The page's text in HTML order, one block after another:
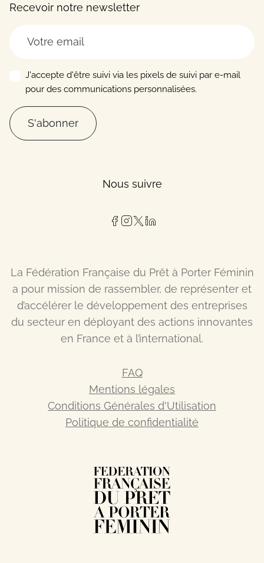
Recevoir notre newsletter
J'accepte d'être suivi via les pixels de suivi par e-mail
pour des communications personnalisées.
S'abonner
Nous suivre
La Fédération Française du Prêt à Porter Féminin
a pour mission de rassembler, de représenter et
d’accélérer le développement des entreprises
du secteur en déployant des actions innovantes
en France et à l’international.
FAQ
Mentions légales
Conditions Générales d'Utilisation
Politique de confidentialité